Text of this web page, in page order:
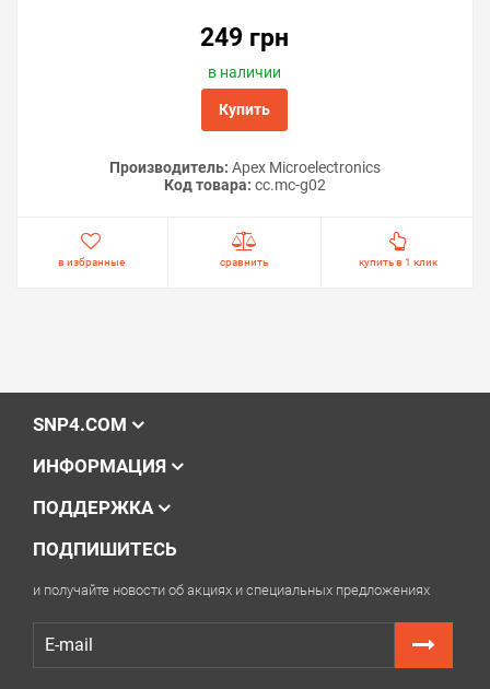
249 грн
в наличии
Купить
Производитель: Apex Microelectronics
Код товара: cc.mc-g02
в избранные сравнить купить в 1 клик
SNP4.COM
ИНФОРМАЦИЯ
ПОДДЕРЖКА
ПОДПИШИТЕСЬ
и получайте новости об акциях и специальных предложениях